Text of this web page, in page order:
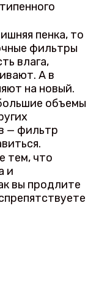
пенка, то
фильтры
влага,
А в
на новый.
объемы
— фильтр
тем, что
и
вы продлите